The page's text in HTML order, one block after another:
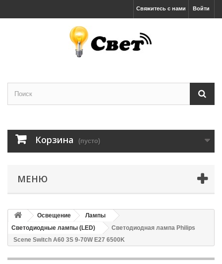
Войти
Свяжитесь с нами
Корзина (пусто)
МЕНЮ
Освещение
Лампы
Светодиодные лампы (LED)
Светодиодная лампа Philips
Scene Switch A60 3S 9-70W E27 6500K